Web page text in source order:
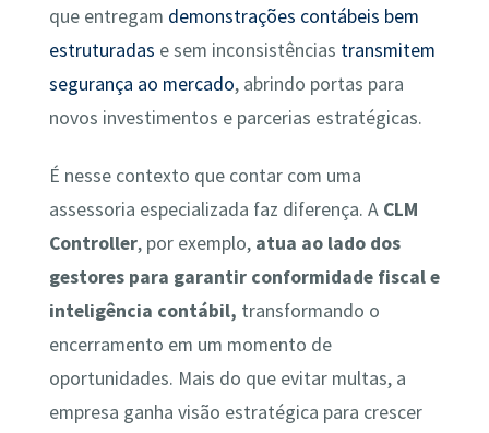
que entregam demonstrações contábeis bem
estruturadas e sem inconsistências transmitem
segurança ao mercado, abrindo portas para
novos investimentos e parcerias estratégicas.
É nesse contexto que contar com uma
assessoria especializada faz diferença. A CLM
Controller, por exemplo, atua ao lado dos
gestores para garantir conformidade fiscal e
inteligência contábil, transformando o
encerramento em um momento de
oportunidades. Mais do que evitar multas, a
empresa ganha visão estratégica para crescer